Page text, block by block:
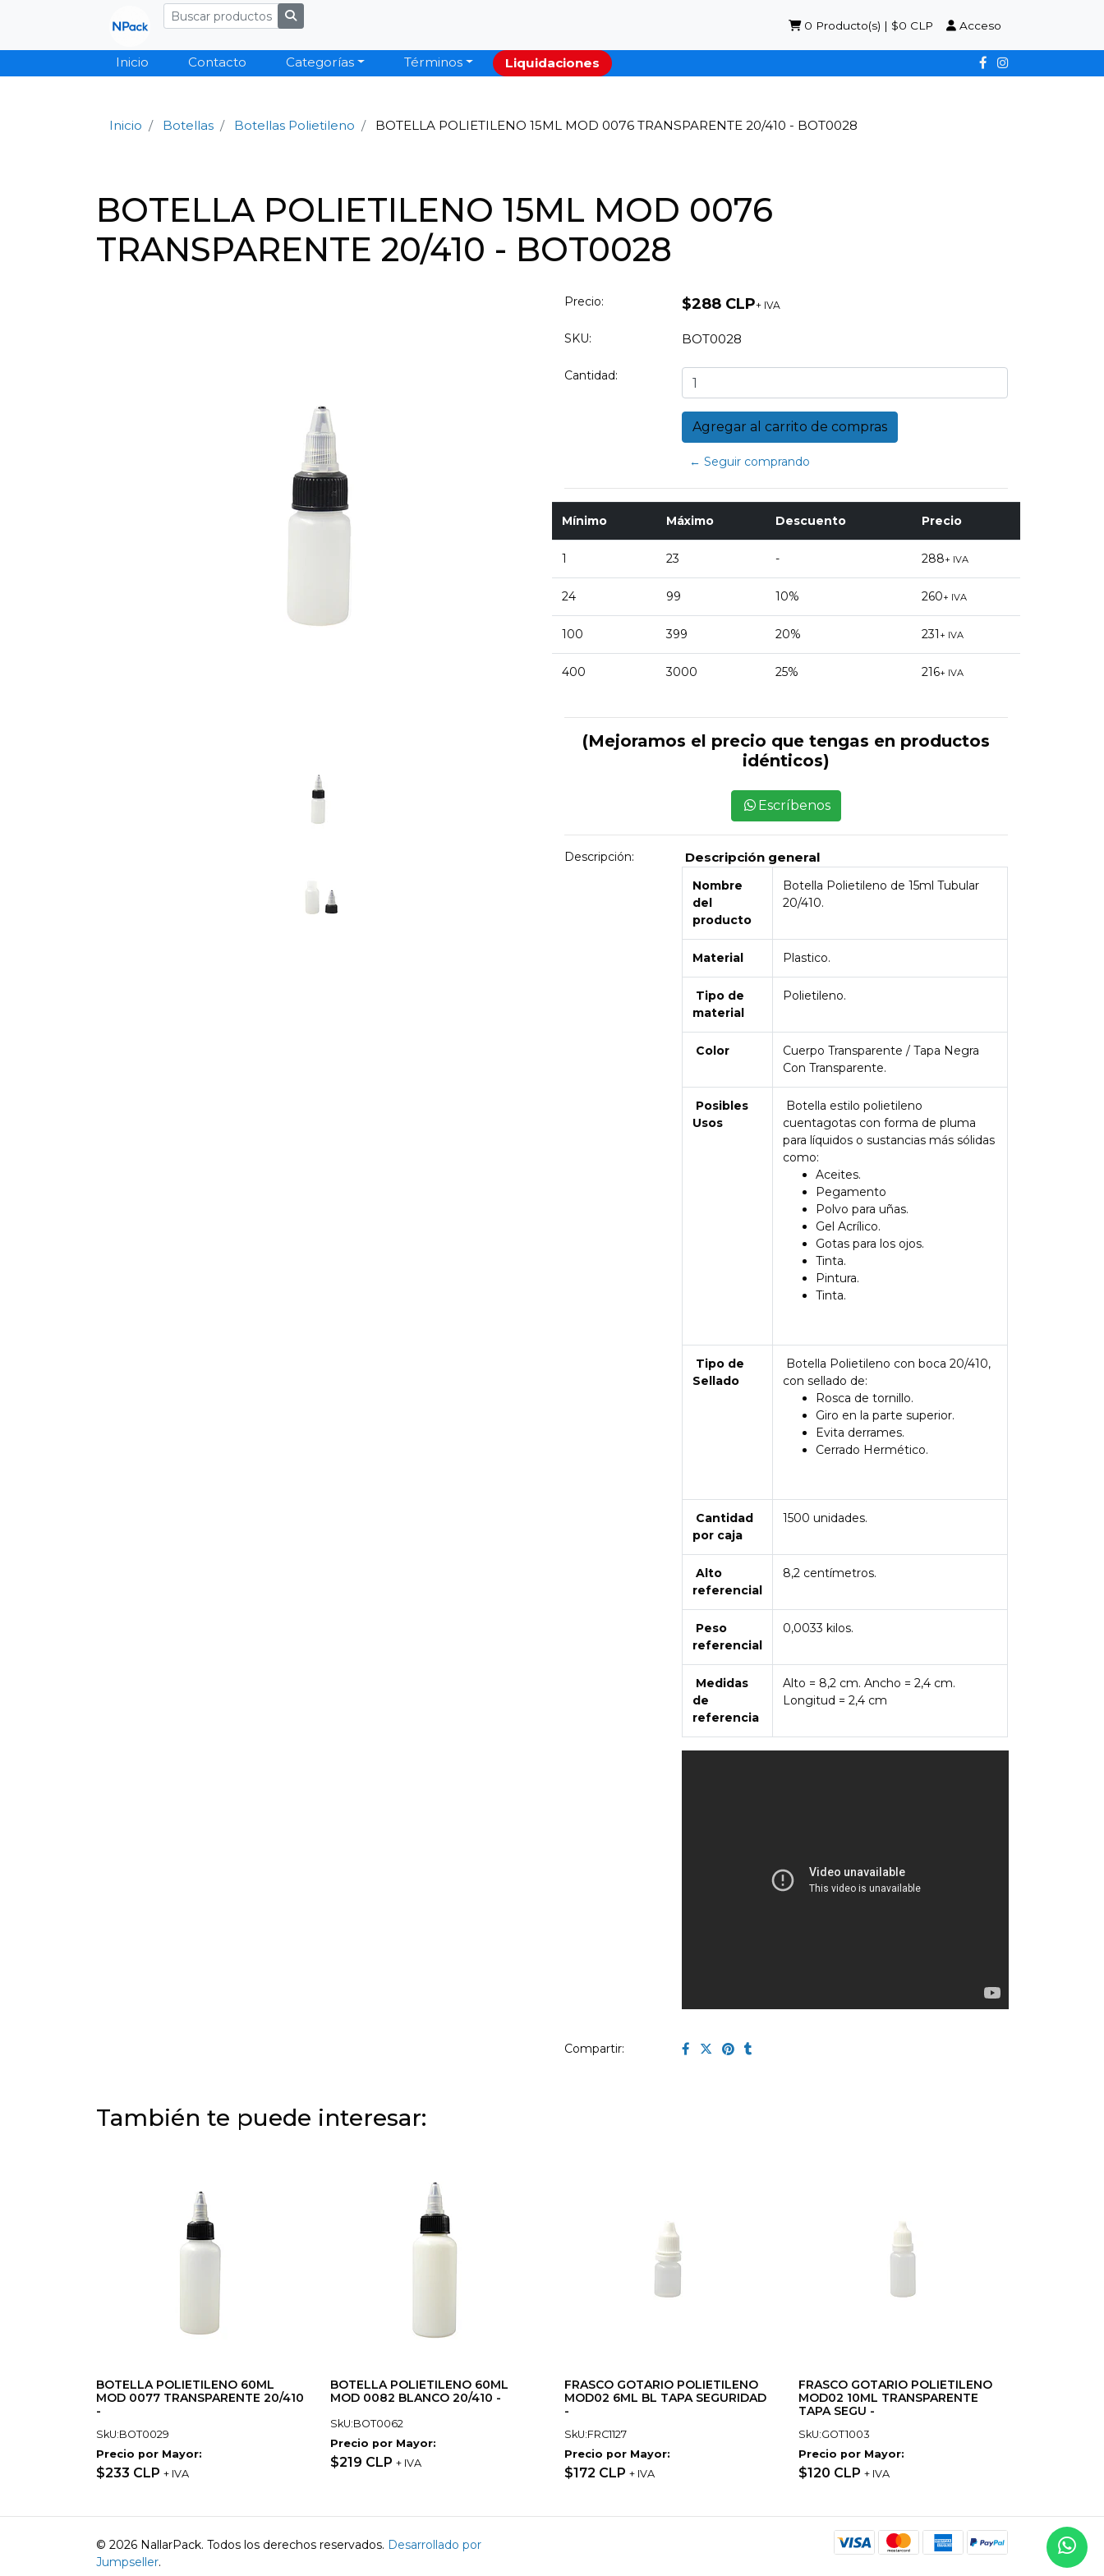
0 Producto(s) | $0 CLP Acceso
Inicio Contacto Categorías Términos Liquidaciones
Inicio Botellas Botellas Polietileno BOTELLA POLIETILENO 15ML MOD 0076 TRANSPARENTE 20/410 - BOT0028
BOTELLA POLIETILENO 15ML MOD 0076
TRANSPARENTE 20/410 - BOT0028
Precio: $288 CLP+ IVA
SKU: BOT0028
Cantidad:
← Seguir comprando
Mínimo Máximo Descuento Precio
1 23 - 288+ IVA
24 99 10% 260+ IVA
100 399 20% 231 + IVA
400 3000 25% 216+ IVA
(Mejoramos el precio que tengas en productos
idénticos)
Escríbenos
Descripción: Descripción general
Nombre
del
producto
Botella Polietileno de 15ml Tubular
20/410.
Material Plastico.
Tipo de
material
Polietileno.
Color
Cuerpo Transparente / Tapa Negra
Con Transparente.
Posibles
Usos
Botella estilo polietileno
cuentagotas con forma de pluma
para líquidos o sustancias más sólidas
como:
Aceites.
Pegamento
Polvo para uñas.
Gel Acrílico.
Gotas para los ojos.
Tinta.
Pintura.
Tinta.
Tipo de
Sellado
Botella Polietileno con boca 20/410,
con sellado de:
Rosca de tornillo.
Giro en la parte superior.
Evita derrames.
Cerrado Hermético.
Cantidad
por caja
1500 unidades.
Alto
referencial
8,2 centímetros.
Peso
referencial
0,0033 kilos.
Medidas
de
referencia
Alto = 8,2 cm. Ancho = 2,4 cm.
Longitud = 2,4 cm
Compartir:
También te puede interesar:
BOTELLA POLIETILENO 60ML
MOD 0077 TRANSPARENTE 20/410
-
SkU:BOT0029
Precio por Mayor:
$233 CLP + IVA
BOTELLA POLIETILENO 60ML
MOD 0082 BLANCO 20/410 -
SkU:BOT0062
Precio por Mayor:
$219 CLP + IVA
FRASCO GOTARIO POLIETILENO
MOD02 6ML BL TAPA SEGURIDAD
-
SkU:FRC1127
Precio por Mayor:
$172 CLP + IVA
FRASCO GOTARIO POLIETILENO
MOD02 10ML TRANSPARENTE
TAPA SEGU -
SkU:GOT1003
Precio por Mayor:
$120 CLP + IVA
© 2026 NallarPack. Todos los derechos reservados. Desarrollado por
Jumpseller.